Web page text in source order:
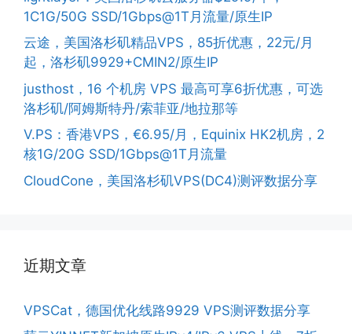
1C1G/50G SSD/1Gbps@1T月流量/原生IP
云途，美国洛杉矶精品VPS，85折优惠，22元/月
起，洛杉矶9929+CMIN2/原生IP
justhost，16 个机房 VPS 最高可享6折优惠，可选
洛杉矶/阿姆斯特丹/索菲亚/地拉那等
V.PS：香港VPS，€6.95/月，Equinix HK2机房，2
核1G/20G SSD/1Gbps@1T月流量
CloudCone，美国洛杉矶VPS(DC4)测评数据分享
近期文章
VPSCat，德国优化线路9929 VPS测评数据分享